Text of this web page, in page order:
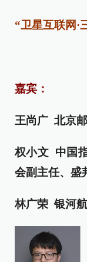
“卫星互联网
嘉宾：
王尚广 北京
权小文 中国
会副主任、盛
林广荣 银河